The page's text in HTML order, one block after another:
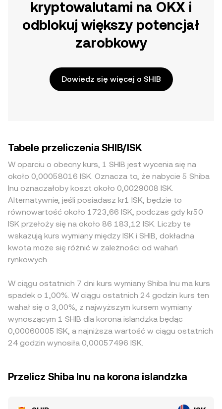
kryptowalutami na OKX i
odblokuj większy potencjał
zarobkowy
Dowiedz się więcej o SHIB
Tabele przeliczenia SHIB/ISK
W oparciu o obecny kurs, 1 SHIB jest wycenia się na
około 0,00058016 ISK. Oznacza to, że nabycie 5 Shiba
Inu oznaczałoby koszt około 0,0029008 ISK.
Alternatywnie, jeśli posiadasz kr1 ISK, będzie to
równowartość około 1723,66 ISK, podczas gdy kr50
ISK przełoży się na około 86 183,12 ISK. Liczby te
wskazują kurs wymiany między ISK i SHIB, dokładna
kwota może się różnić w zależności od wahań
rynkowych.
W ciągu ostatnich 7 dni kurs wymiany Shiba Inu ma kurs
spadek o 1,00%. W ciągu ostatnich 24 godzin kurs ten
wahał się o 3,00%, z najwyższym kursem wymiany
wynoszącym 1 SHIB dla korona islandzka będąc
0,00060005 ISK, a najniższa wartość w ciągu ostatnich
24 godzin wynosiła 0,00057496 ISK.
Przelicz Shiba Inu na korona islandzka